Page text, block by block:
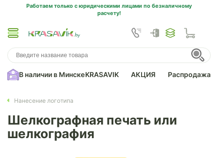
Работаем только с юридическими лицами по безналичному
расчету!
В наличии в МинскеKRASAVIK АКЦИЯ Распродажа
Нанесение логотипа
Шелкографная печать или
шелкография